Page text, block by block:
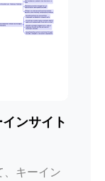
ンサイト
キーイン